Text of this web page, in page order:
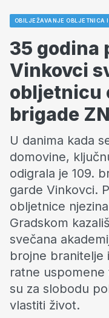
OBILJEŽAVANJE OBLJETNICA
35 godina
Vinkovci
obljetnicu
brigade
U danima kada
domovine,
odigrala je 109.
garde Vinkovci.
obljetnice
Gradskom
svečana
brojne branitelje
ratne uspomene
su za slobodu
vlastiti život.